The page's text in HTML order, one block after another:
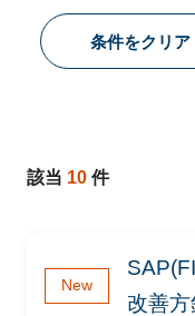
条件をクリア
該当 10 件
New
改善